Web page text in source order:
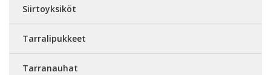
Siirtoyksiköt
Tarralipukkeet
Tarranauhat